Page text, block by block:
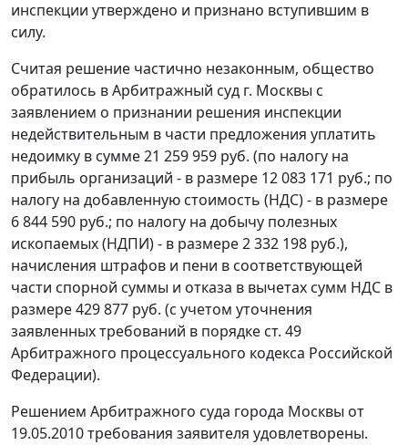
инспекции утверждено и признано вступившим в
силу.
Считая решение частично незаконным, общество
обратилось в Арбитражный суд г. Москвы с
заявлением о признании решения инспекции
недействительным в части предложения уплатить
недоимку в сумме 21 259 959 руб. (по налогу на
прибыль организаций - в размере 12 083 171 руб.; по
налогу на добавленную стоимость (НДС) - в размере
6 844 590 руб.; по налогу на добычу полезных
ископаемых (НДПИ) - в размере 2 332 198 руб.),
начисления штрафов и пени в соответствующей
части спорной суммы и отказа в вычетах сумм НДС в
размере 429 877 руб. (с учетом уточнения
заявленных требований в порядке ст. 49
Арбитражного процессуального кодекса Российской
Федерации).
Решением Арбитражного суда города Москвы от
19.05.2010 требования заявителя удовлетворены.